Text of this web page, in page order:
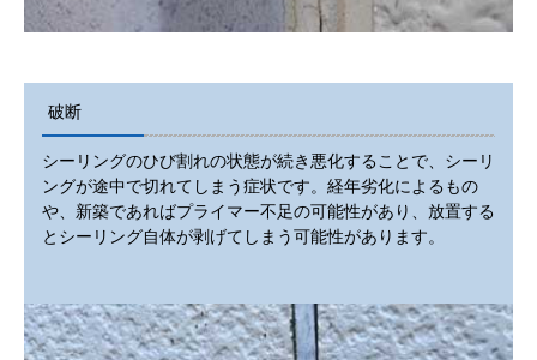
破断
シーリングのひび割れの状態が続き悪化することで、シーリ
ングが途中で切れてしまう症状です。経年劣化によるもの
や、新築であればプライマー不足の可能性があり、放置する
とシーリング自体が剥げてしまう可能性があります。